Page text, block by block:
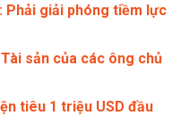
Phải giải phóng tiềm lực
sản của các ông chủ
tiêu 1 triệu USD đầu